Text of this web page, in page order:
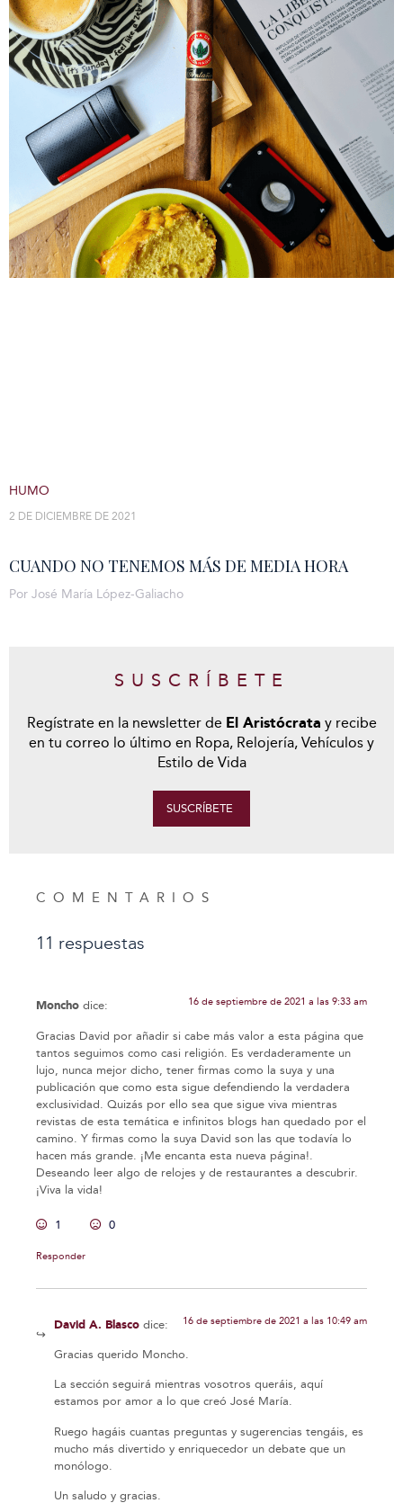
CUANDO NO TENEMOS MÁS DE MEDIA HORA
2 DE DICIEMBRE DE 2021
HUMO
Por José María López-Galiacho
SUSCRÍBETE
Regístrate en la newsletter de El Aristócrata y recibe
en tu correo lo último en Ropa, Relojería, Vehículos y
Estilo de Vida
SUSCRÍBETE
COMENTARIOS
11 respuestas
Moncho dice: 16 de septiembre de 2021 a las 9:33 am
Gracias David por añadir si cabe más valor a esta página que
tantos seguimos como casi religión. Es verdaderamente un
lujo, nunca mejor dicho, tener firmas como la suya y una
publicación que como esta sigue defendiendo la verdadera
exclusividad. Quizás por ello sea que sigue viva mientras
revistas de esta temática e infinitos blogs han quedado por el
camino. Y firmas como la suya David son las que todavía lo
hacen más grande. ¡Me encanta esta nueva página!.
Deseando leer algo de relojes y de restaurantes a descubrir.
¡Viva la vida!
1 0
Responder
David A. Blasco dice: 16 de septiembre de 2021 a las 10:49 am
Gracias querido Moncho.
La sección seguirá mientras vosotros queráis, aquí
estamos por amor a lo que creó José María.
Ruego hagáis cuantas preguntas y sugerencias tengáis, es
mucho más divertido y enriquecedor un debate que un
monólogo.
Un saludo y gracias.